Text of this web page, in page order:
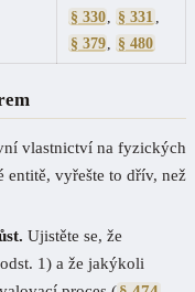
§ 330 § 331
§ 379
§ 480
vlastnictví na fyzických
entitě, vyřešte to dřív, než
Ujistěte se, že
odst. 1) a že jakýkoli